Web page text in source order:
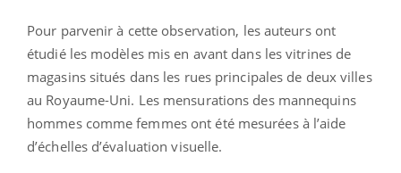
Pour parvenir à cette observation, les auteurs ont
étudié les modèles mis en avant dans les vitrines de
magasins situés dans les rues principales de deux villes
au Royaume-Uni. Les mensurations des mannequins
hommes comme femmes ont été mesurées à l’aide
d’échelles d’évaluation visuelle.